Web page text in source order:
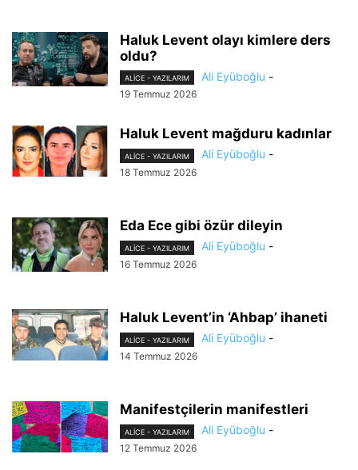
Haluk Levent olayı kimlere ders
oldu?
ALİCE - YAZILARIM Ali Eyüboğlu -
19 Temmuz 2026
Haluk Levent mağduru kadınlar
ALİCE - YAZILARIM Ali Eyüboğlu -
18 Temmuz 2026
Eda Ece gibi özür dileyin
ALİCE - YAZILARIM Ali Eyüboğlu -
16 Temmuz 2026
Haluk Levent’in ‘Ahbap’ ihaneti
ALİCE - YAZILARIM Ali Eyüboğlu -
14 Temmuz 2026
Manifestçilerin manifestleri
ALİCE - YAZILARIM Ali Eyüboğlu -
12 Temmuz 2026